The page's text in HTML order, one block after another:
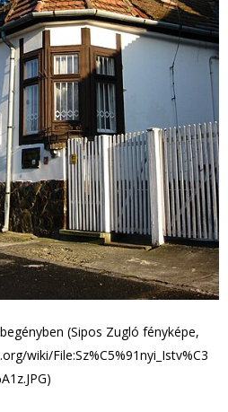
(Sipos Zugló fényképe,
wiki/File:Sz%C5%91nyi_Istv%C3